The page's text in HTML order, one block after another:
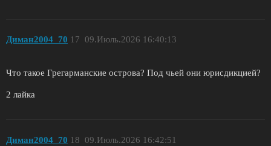
Диман2004_70 09.Июль.2026 16:40:13
17
Что такое Грегарманские острова? Под чьей они юрисдикцией?
2 лайка
Диман2004_70 09.Июль.2026 16:42:51
18